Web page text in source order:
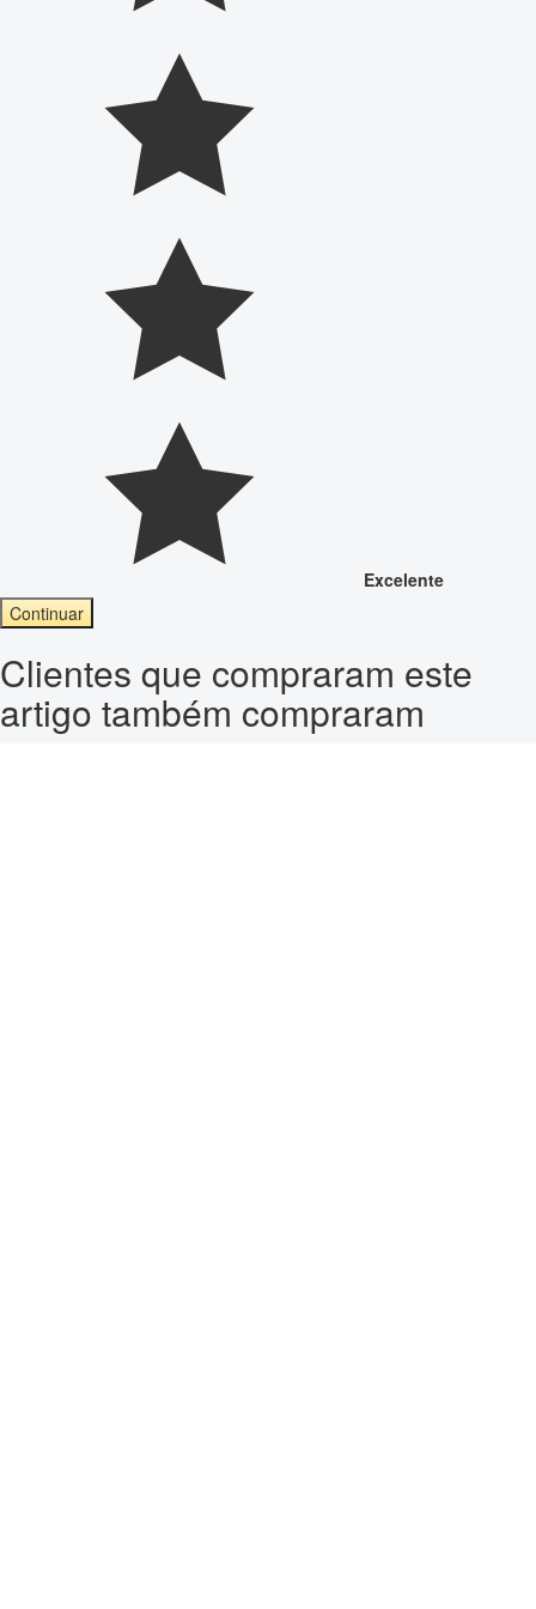
Excelente
Continuar
Clientes que compraram este
artigo também compraram